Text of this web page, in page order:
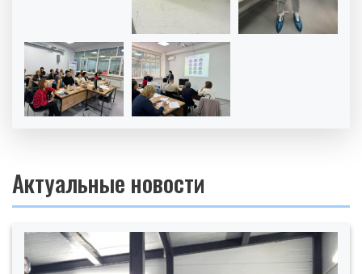
Актуальные новости